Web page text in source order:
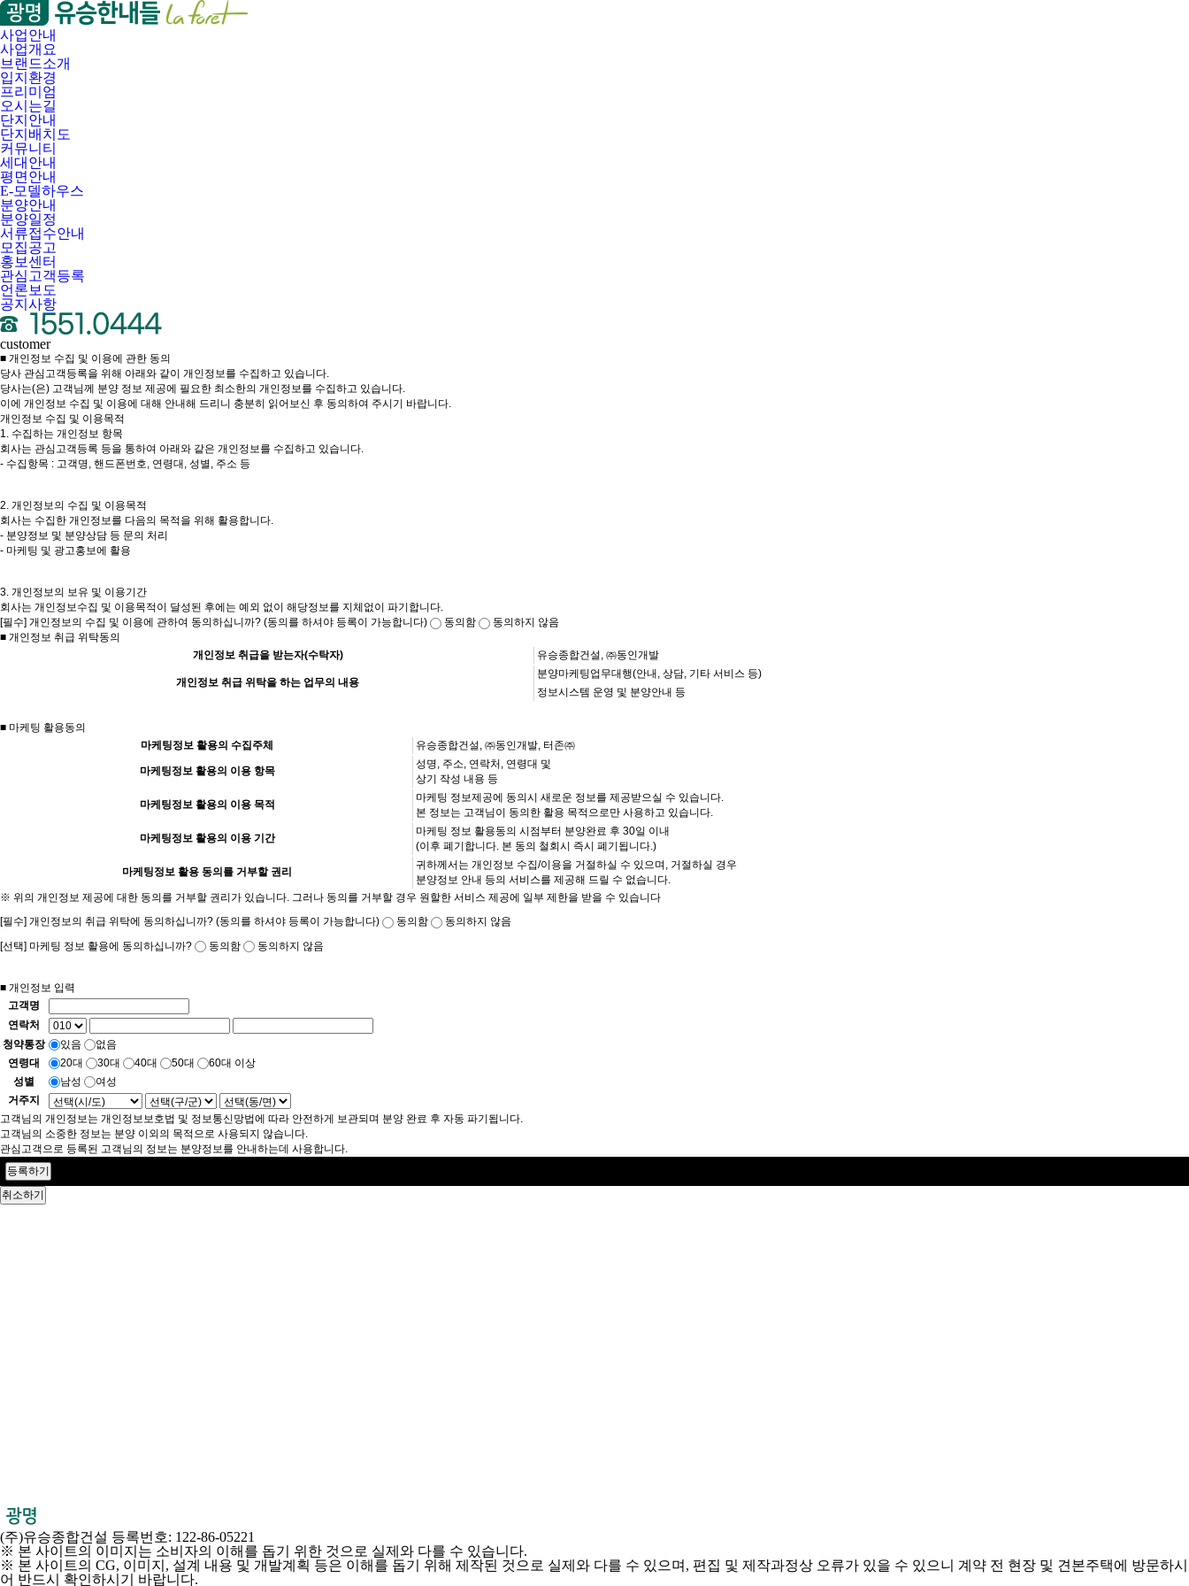
사업안내
사업개요
브랜드소개
입지환경
프리미엄
오시는길
단지안내
단지배치도
커뮤니티
세대안내
평면안내
E-모델하우스
분양안내
분양일정
서류접수안내
모집공고
홍보센터
관심고객등록
언론보도
공지사항
customer
(주)유승종합건설 등록번호: 122-86-05221
※ 본 사이트의 이미지는 소비자의 이해를 돕기 위한 것으로 실제와 다를 수 있습니다.
※ 본 사이트의 CG, 이미지, 설계 내용 및 개발계획 등은 이해를 돕기 위해 제작된 것으로 실제와 다를 수 있으며, 편집 및 제작과정상 오류가 있을 수 있으니 계약 전 현장 및 견본주택에 방문하시
어 반드시 확인하시기 바랍니다.